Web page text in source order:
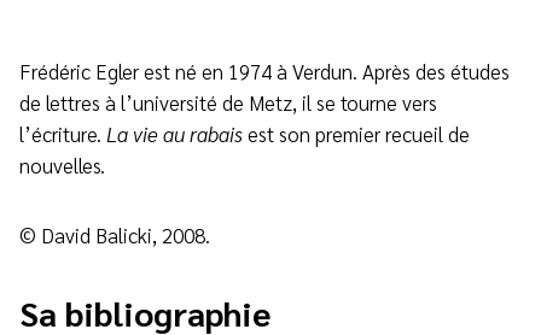
Frédéric Egler est né en 1974 à Verdun. Après des études
de lettres à l’université de Metz, il se tourne vers
l’écriture. La vie au rabaisest son premier recueil de
nouvelles.
© David Balicki, 2008.
Sa bibliographie